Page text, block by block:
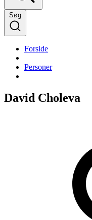
Søg
Forside
Personer
David Choleva